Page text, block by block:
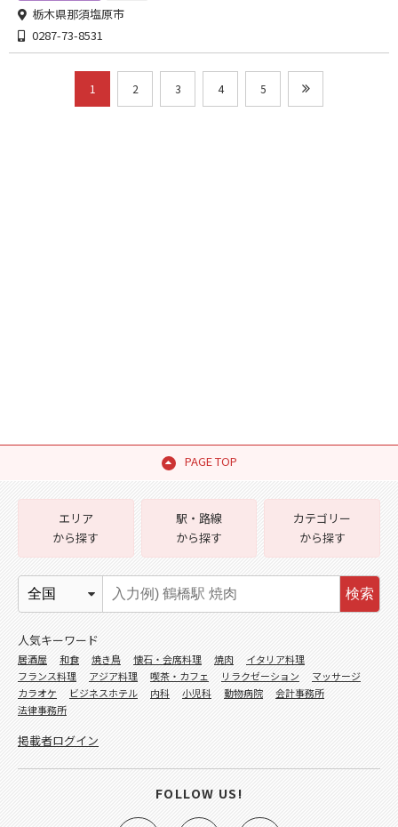
栃木県那須塩原市
0287-73-8531
1 2 3 4 5
PAGE TOP
エリア
から探す
駅・路線
から探す
カテゴリー
から探す
検索
人気キーワード
居酒屋 和食 焼き鳥 懐石・会席料理 焼肉
イタリア料理
フランス料理
アジア料理 喫茶・カフェ リラクゼーション
マッサージ
カラオケ
ビジネスホテル 内科 小児科 動物病院
会計事務所
法律事務所
掲載者ログイン
FOLLOW US!